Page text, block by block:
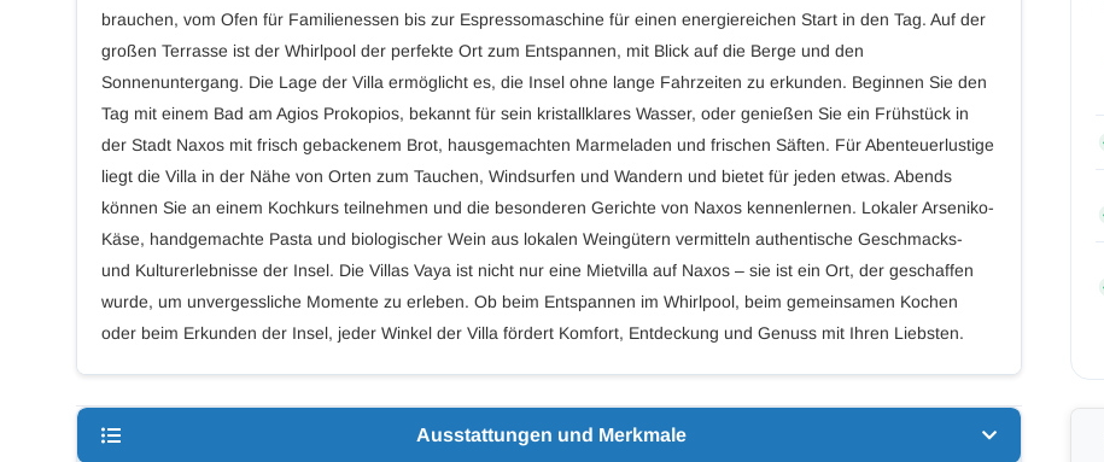
brauchen, vom Ofen für Familienessen bis zur Espressomaschine für einen energiereichen Start in den Tag. Auf der
großen Terrasse ist der Whirlpool der perfekte Ort zum Entspannen, mit Blick auf die Berge und den
Sonnenuntergang. Die Lage der Villa ermöglicht es, die Insel ohne lange Fahrzeiten zu erkunden. Beginnen Sie den
Tag mit einem Bad am Agios Prokopios, bekannt für sein kristallklares Wasser, oder genießen Sie ein Frühstück in
der Stadt Naxos mit frisch gebackenem Brot, hausgemachten Marmeladen und frischen Säften. Für Abenteuerlustige
liegt die Villa in der Nähe von Orten zum Tauchen, Windsurfen und Wandern und bietet für jeden etwas. Abends
können Sie an einem Kochkurs teilnehmen und die besonderen Gerichte von Naxos kennenlernen. Lokaler Arseniko-
Käse, handgemachte Pasta und biologischer Wein aus lokalen Weingütern vermitteln authentische Geschmacks-
und Kulturerlebnisse der Insel. Die Villas Vaya ist nicht nur eine Mietvilla auf Naxos – sie ist ein Ort, der geschaffen
wurde, um unvergessliche Momente zu erleben. Ob beim Entspannen im Whirlpool, beim gemeinsamen Kochen
oder beim Erkunden der Insel, jeder Winkel der Villa fördert Komfort, Entdeckung und Genuss mit Ihren Liebsten.
Ausstattungen und Merkmale